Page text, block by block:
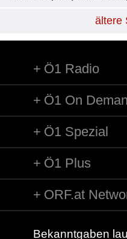
ältere
Ö1 Radio
Ö1 On
Ö1 Spezial
Ö1 Plus
ORF.at
Bekanntgaben